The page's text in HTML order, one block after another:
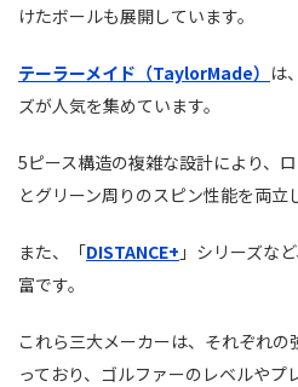
けたボールも展開しています。
テーラーメイド（TaylorMade） は
ズが人気を集めています。
5ピース構造の複雑な設計により、
とグリーン周りのスピン性能を両立
また、「DISTANCE+ 」シリーズな
富です。
これら三大メーカーは、それぞれ
っており、ゴルファーのレベルやプ